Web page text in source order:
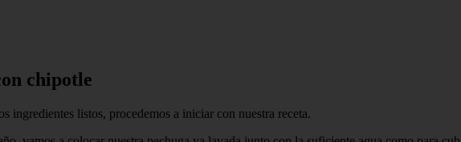
chipotle
ingredientes listos, procedemos a iniciar con nuestra receta.